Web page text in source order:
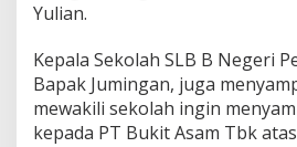
Yulian.
Kepala Sekolah SLB B Negeri
Bapak Jumingan, juga
mewakili sekolah ingin
kepada PT Bukit Asam Tbk